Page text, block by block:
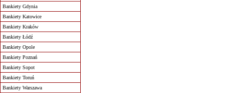
Bankiety Gdynia
Bankiety Katowice
Bankiety Kraków
Bankiety Łódź
Bankiety Opole
Bankiety Poznań
Bankiety Sopot
Bankiety Toruń
Bankiety Warszawa